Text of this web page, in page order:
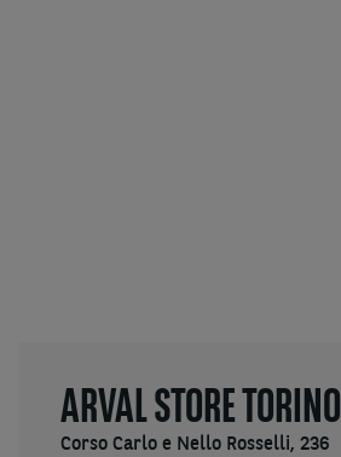
ARVAL STORE TORINO
Corso Carlo e Nello Rosselli, 236